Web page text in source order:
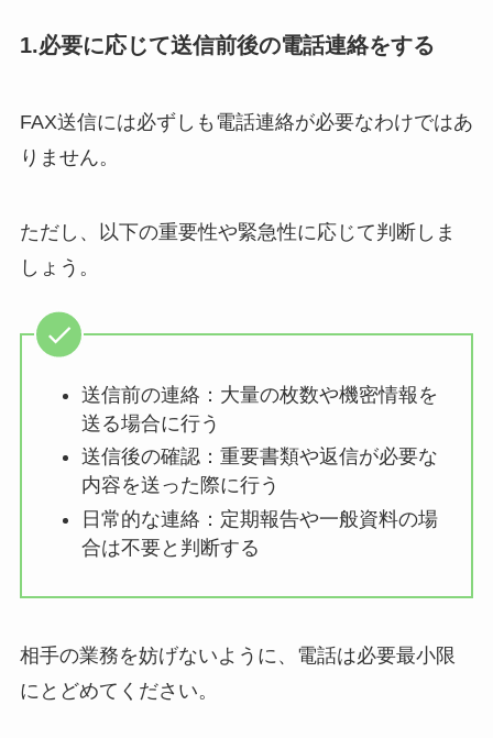
1.必要に応じて送信前後の電話連絡をする
FAX送信には必ずしも電話連絡が必要なわけではあ
りません。
ただし、以下の重要性や緊急性に応じて判断しま
しょう。
送信前の連絡：大量の枚数や機密情報を
送る場合に行う
送信後の確認：重要書類や返信が必要な
内容を送った際に行う
日常的な連絡：定期報告や一般資料の場
合は不要と判断する
相手の業務を妨げないように、電話は必要最小限
にとどめてください。